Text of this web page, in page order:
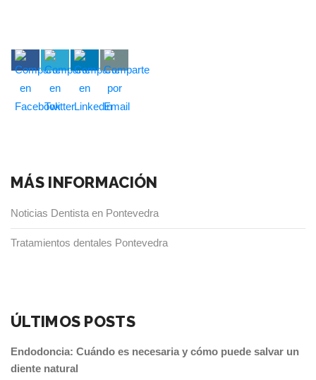
MÁS INFORMACIÓN
Noticias Dentista en Pontevedra
Tratamientos dentales Pontevedra
ÚLTIMOS POSTS
Endodoncia: Cuándo es necesaria y cómo puede salvar un
diente natural